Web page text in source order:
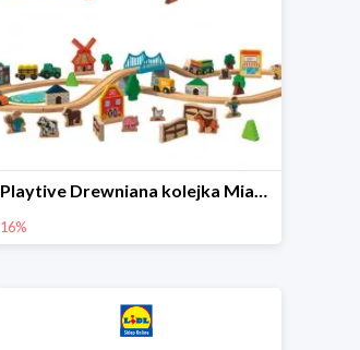
Playtive Drewniana kolejka Miasto lub Farma
16%